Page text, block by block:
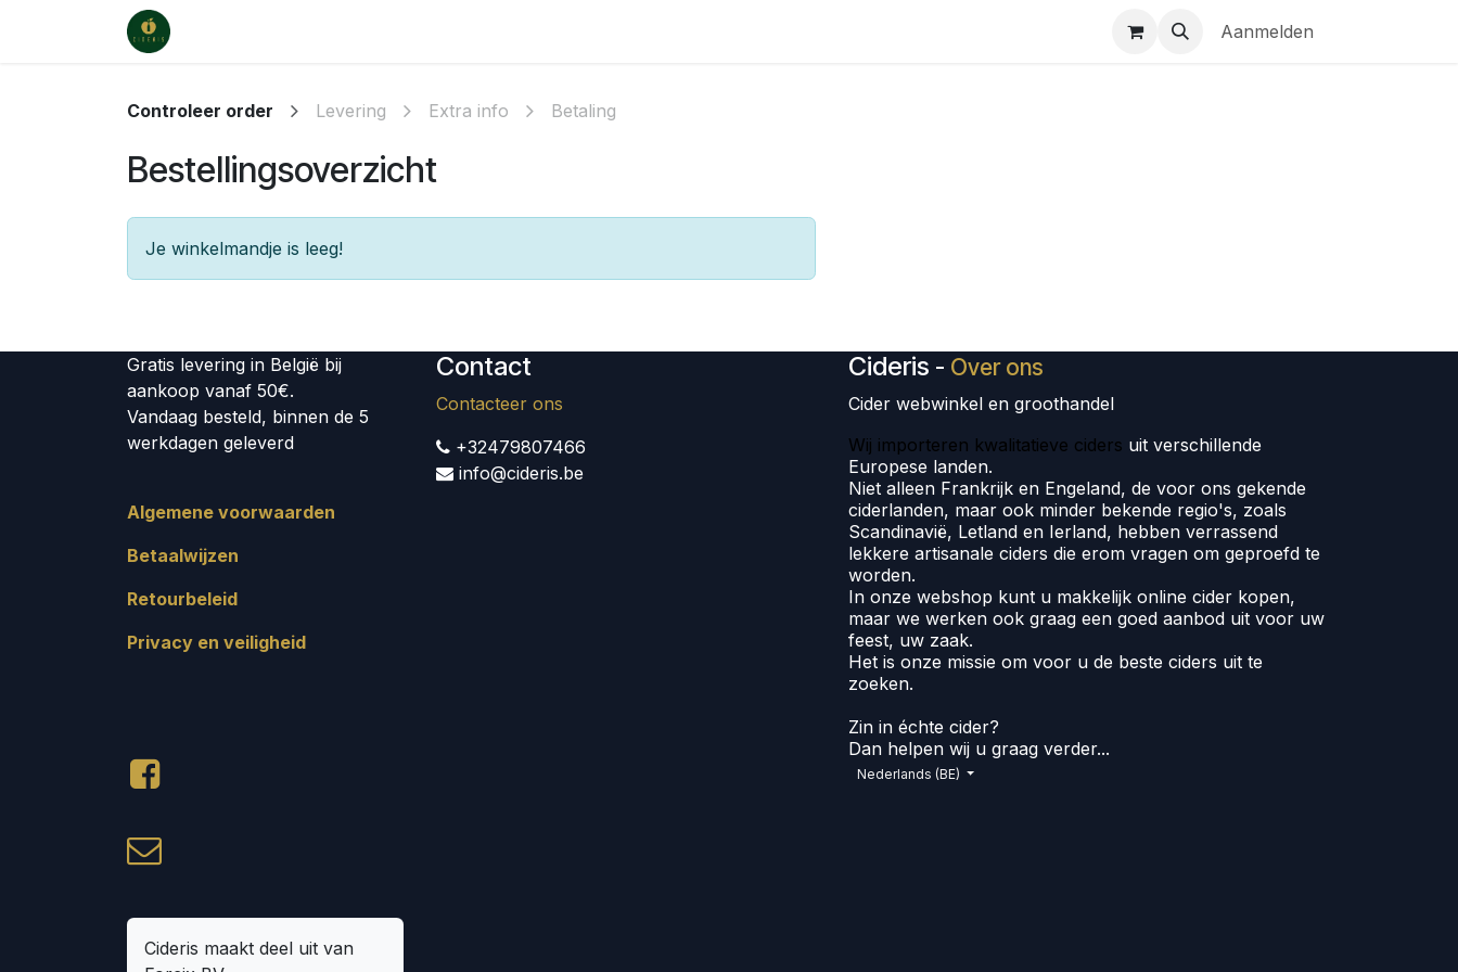
Overslaan naar inhoud
Aanmelden
Controleer order Levering Extra info Betaling
Bestellingsoverzicht
Je winkelmandje is leeg!
Gratis levering in België bij
aankoop vanaf 50€.
Vandaag besteld, binnen de 5
werkdagen geleverd
Algemene voorwaarden
Betaalwijzen
Retourbeleid
Privacy en veiligheid
Cideris maakt deel uit van
Contact
Contacteer ons
+32479807466
info@cideris.be
Cideris - Over ons
Cider webwinkel en groothandel
Wij importeren kwalitatieve ciders uit verschillende
Europese landen.
Niet alleen Frankrijk en Engeland, de voor ons gekende
ciderlanden, maar ook minder bekende regio's, zoals
Scandinavië, Letland en Ierland, hebben verrassend
lekkere artisanale ciders die erom vragen om geproefd te
worden.
In onze webshop kunt u makkelijk online cider kopen,
maar we werken ook graag een goed aanbod uit voor uw
feest, uw zaak.
Het is onze missie om voor u de beste ciders uit te
zoeken.
Zin in échte cider?
Dan helpen wij u graag verder...
Nederlands (BE)